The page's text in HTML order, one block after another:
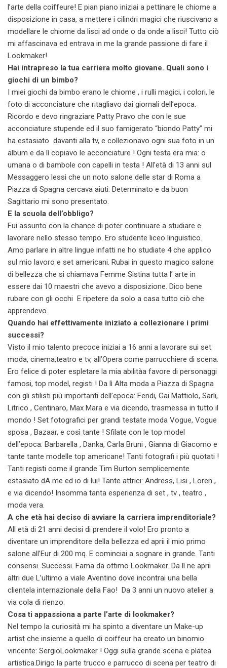
l’arte della coiffeure! E pian piano iniziai a pettinare le chiome a
disposizione in casa, a mettere i cilindri magici che riuscivano a
modellare le chiome da lisci ad onde o da onde a lisci! Tutto ciò
mi affascinava ed entrava in me la grande passione di fare il
Lookmaker!
Hai intrapreso la tua carriera molto giovane. Quali sono i
giochi di un bimbo?
I miei giochi da bimbo erano le chiome , i rulli magici, i colori, le
foto di acconciature che ritagliavo dai giornali dell’epoca.
Ricordo e devo ringraziare Patty Pravo che con le sue
acconciature stupende ed il suo famigerato “biondo Patty” mi
ha estasiato davanti alla tv, e collezionavo ogni sua foto in un
album e da lì copiavo le acconciature ! Ogni testa era mia: o
umana o di bambole con capelli in testa ! All’età di 13 anni sul
Messaggero lessi che un noto salone delle star di Roma a
Piazza di Spagna cercava aiuti. Determinato e da buon
Sagittario mi sono presentato.
E la scuola dell’obbligo?
Fui assunto con la chance di poter continuare a studiare e
lavorare nello stesso tempo. Ero studente liceo linguistico.
Amo parlare in altre lingue infatti ne ho studiate 4 che applico
sul mio lavoro e set americani. Rubai in questo magico salone
di bellezza che si chiamava Femme Sistina tutta l’ arte in
essere dai 10 maestri che avevo a disposizione. Dico bene
rubare con gli occhi E ripetere da solo a casa tutto ciò che
apprendevo.
Quando hai effettivamente iniziato a collezionare i primi
successi?
Visto il mio talento precoce iniziai a 16 anni a lavorare sui set
moda, cinema,teatro e tv, all’Opera come parrucchiere di scena.
Ero felice di poter espletare la mia abilitàa favore di personaggi
famosi, top model, registi ! Da lì Alta moda a Piazza di Spagna
con gli stilisti più importanti dell’epoca: Fendi, Gai Mattiolo, Sarli,
Litrico , Centinaro, Max Mara e via dicendo, trasmessa in tutto il
mondo ! Set fotografici per grandi testate moda Vogue, Vogue
sposa , Bazaar, e così tante ! Sfilate con le top model
dell’epoca: Barbarella , Danka, Carla Bruni , Gianna di Giacomo e
tante tante modelle top americane! Tanti fotografi i più quotati !
Tanti registi come il grande Tim Burton semplicemente
estasiato dA me ed io di lui! Tante attrici: Andress, Lisi , Loren ,
e via dicendo! Insomma tanta esperienza di set , tv , teatro ,
moda vera.
A che età hai deciso di avviare la carriera imprenditoriale?
All età di 21 anni decisi di prendere il volo! Ero pronto a
diventare un imprenditore della bellezza ed aprii il mio primo
salone all’Eur di 200 mq. E cominciai a sognare in grande. Tanti
consensi. Successi. Fama da ottimo Lookmaker. Da lì ne aprii
altri due L’ultimo a viale Aventino dove incontrai una bella
clientela internazionale della Fao! Da 3 anni un nuovo atelier a
via cola di rienzo.
Cosa ti appassiona a parte l’arte di lookmaker?
Nel tempo la curiosità mi ha spinto a diventare un Make-up
artist che insieme a quello di coiffeur ha creato un binomio
vincente: SergioLookmaker ! Oggi sulla grande scena e platea
artistica.Dirigo la parte trucco e parrucco di scena per teatro di